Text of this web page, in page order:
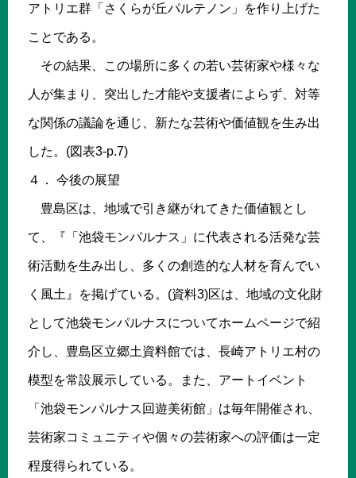
アトリエ群「さくらが丘パルテノン」を作り上げた
ことである。
その結果、この場所に多くの若い芸術家や様々な
人が集まり、突出した才能や支援者によらず、対等
な関係の議論を通じ、新たな芸術や価値観を生み出
した。(図表3-p.7)
４． 今後の展望
豊島区は、地域で引き継がれてきた価値観とし
て、『「池袋モンパルナス」に代表される活発な芸
術活動を生み出し、多くの創造的な人材を育んでい
く風土』を掲げている。(資料3)区は、地域の文化財
として池袋モンパルナスについてホームページで紹
介し、豊島区立郷土資料館では、長崎アトリエ村の
模型を常設展示している。また、アートイベント
「池袋モンパルナス回遊美術館」は毎年開催され、
芸術家コミュニティや個々の芸術家への評価は一定
程度得られている。